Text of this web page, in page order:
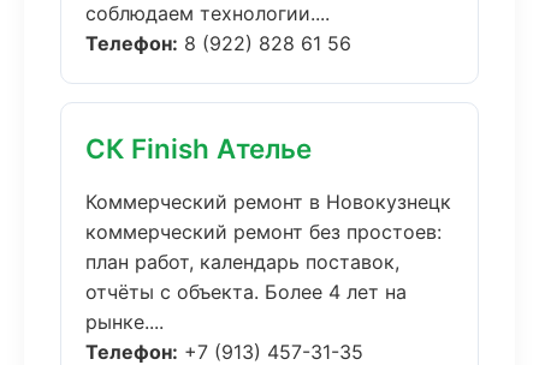
соблюдаем технологии....
Телефон: 8 (922) 828 61 56
СК Finish Ателье
Коммерческий ремонт в Новокузнецк
коммерческий ремонт без простоев:
план работ, календарь поставок,
отчёты с объекта. Более 4 лет на
рынке....
Телефон: +7 (913) 457-31-35